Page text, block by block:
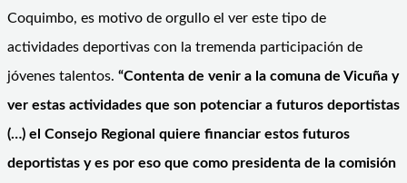
Coquimbo, es motivo de orgullo el ver este tipo de
actividades deportivas con la tremenda participación de
jóvenes talentos. “Contenta de venir a la comuna de Vicuña y
ver estas actividades que son potenciar a futuros deportistas
(…) el Consejo Regional quiere financiar estos futuros
deportistas y es por eso que como presidenta de la comisión